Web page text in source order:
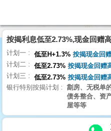
理
主
页
搵
楼/
交
按揭利息低至2.73%,现金回赠
计划一 低至H+1.3% 按揭现金回
计划二 低至2.73% 按揭现金回赠
计划三 低至2.73% 按揭现金回赠
银行特别按揭计划
劏房、无税单
债务整合、资
屋等等